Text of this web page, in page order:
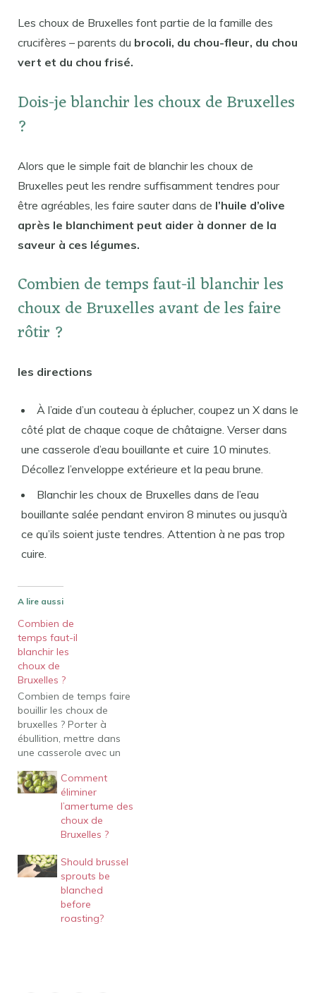
Les choux de Bruxelles font partie de la famille des
crucifères – parents du brocoli, du chou-fleur, du chou
vert et du chou frisé.
Dois-je blanchir les choux de Bruxelles
?
Alors que le simple fait de blanchir les choux de
Bruxelles peut les rendre suffisamment tendres pour
être agréables, les faire sauter dans de l’huile d’olive
après le blanchiment peut aider à donner de la
saveur à ces légumes.
Combien de temps faut-il blanchir les
choux de Bruxelles avant de les faire
rôtir ?
les directions
À l’aide d’un couteau à éplucher, coupez un X dans le
côté plat de chaque coque de châtaigne. Verser dans
une casserole d’eau bouillante et cuire 10 minutes.
Décollez l’enveloppe extérieure et la peau brune.
Blanchir les choux de Bruxelles dans de l’eau
bouillante salée pendant environ 8 minutes ou jusqu’à
ce qu’ils soient juste tendres. Attention à ne pas trop
cuire.
A lire aussi
Combien de
temps faut-il
blanchir les
choux de
Bruxelles ?
Combien de temps faire
bouillir les choux de
bruxelles ? Porter à
ébullition, mettre dans
une casserole avec un
bouillante, ramener à
ébullition et cuire à
couvert pendant 5 à 10
min. Ils mettent 5 à 10
minutes à cuire à la
Comment
éliminer
l’amertume des
choux de
Bruxelles ?
Should brussel
sprouts be
blanched
before
roasting?